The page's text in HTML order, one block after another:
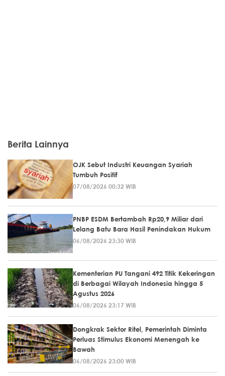
Berita Lainnya
OJK Sebut Industri Keuangan Syariah
Tumbuh Positif
07/08/2026 00:32 WIB
PNBP ESDM Bertambah Rp20,9 Miliar dari
Lelang Batu Bara Hasil Penindakan Hukum
06/08/2026 23:30 WIB
Kementerian PU Tangani 492 Titik Kekeringan
di Berbagai Wilayah Indonesia hingga 5
Agustus 2026
06/08/2026 23:17 WIB
Dongkrak Sektor Ritel, Pemerintah Diminta
Perluas Stimulus Ekonomi Menengah ke
Bawah
06/08/2026 23:00 WIB